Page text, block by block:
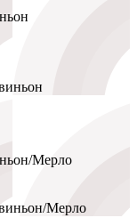
Мерло